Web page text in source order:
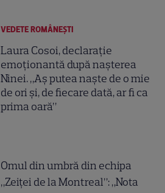
VEDETE ROMÂNEŞTI
Laura Cosoi, declarație
emoționantă după nașterea
Ninei. „Aș putea naște de o mie
de ori și, de fiecare dată, ar fi ca
prima oară”
Omul din umbră din echipa
„Zeiței de la Montreal”: „Nota